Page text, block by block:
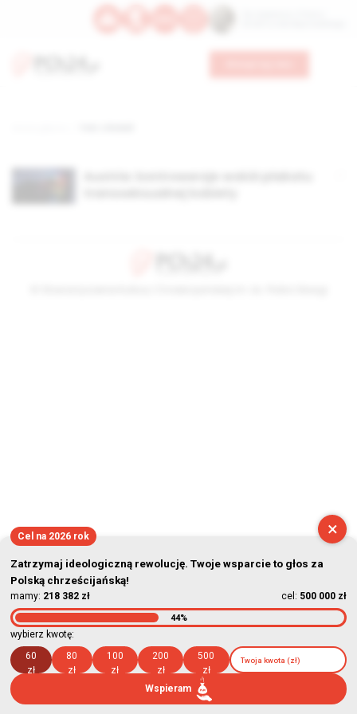
×
Cel na 2026 rok
Zatrzymaj ideologiczną rewolucję. Twoje wsparcie to głos za
Polską chrześcijańską!
mamy: 218 382 zł cel: 500 000 zł
44%
wybierz kwotę:
60
zł
80
zł
100
zł
200
zł
500
zł
Wspieram